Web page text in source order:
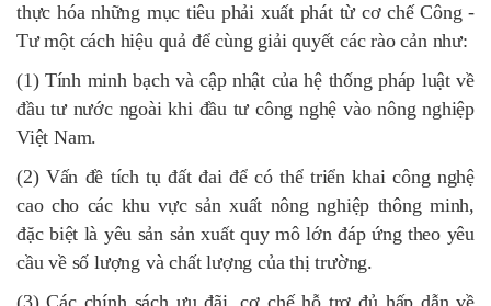
thực hóa những mục tiêu phải xuất phát từ cơ chế Công -
Tư một cách hiệu quả để cùng giải quyết các rào cản như:
(1) Tính minh bạch và cập nhật của hệ thống pháp luật về
đầu tư nước ngoài khi đầu tư công nghệ vào nông nghiệp
Việt Nam.
(2) Vấn đề tích tụ đất đai để có thể triển khai công nghệ
cao cho các khu vực sản xuất nông nghiệp thông minh,
đặc biệt là yêu sản sản xuất quy mô lớn đáp ứng theo yêu
cầu về số lượng và chất lượng của thị trường.